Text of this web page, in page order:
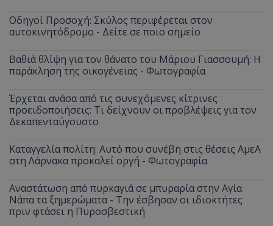
Οδηγοί Προσοχή: Σκύλος περιφέρεται στον
αυτοκινητόδρομο - Δείτε σε ποιο σημείο
Βαθιά θλίψη για τον θάνατο του Μάριου Γιασσουμή: Η
παράκληση της οικογένειας - Φωτογραφία
Έρχεται ανάσα από τις συνεχόμενες κίτρινες
προειδοποιήσεις: Τι δείχνουν οι προβλέψεις για τον
Δεκαπενταύγουστο
Καταγγελία πολίτη: Αυτό που συνέβη στις θέσεις ΑμεΑ
στη Λάρνακα προκαλεί οργή - Φωτογραφία
Αναστάτωση από πυρκαγιά σε μπυραρία στην Αγία
Νάπα τα ξημερώματα - Την έσβησαν οι ιδιοκτήτες
πριν φτάσει η Πυροσβεστική